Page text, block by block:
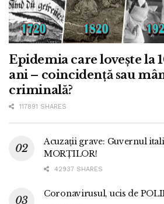
Epidemia care lovește la
ani – coincidență sau
criminală?
117891 SHARES
Acuzații grave: Guvernul
MORȚILOR!
42937 SHARES
Coronavirusul, ucis de